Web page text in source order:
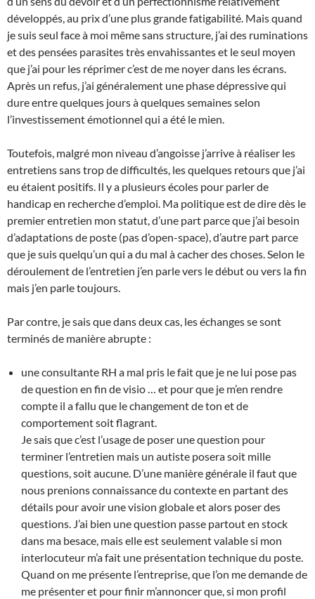
développés, au prix d’une plus grande fatigabilité. Mais quand
je suis seul face à moi même sans structure, j’ai des ruminations
et des pensées parasites très envahissantes et le seul moyen
que j’ai pour les réprimer c’est de me noyer dans les écrans.
Après un refus, j’ai généralement une phase dépressive qui
dure entre quelques jours à quelques semaines selon
l’investissement émotionnel qui a été le mien.
Toutefois, malgré mon niveau d’angoisse j’arrive à réaliser les
entretiens sans trop de difficultés, les quelques retours que j’ai
eu étaient positifs. Il y a plusieurs écoles pour parler de
handicap en recherche d’emploi. Ma politique est de dire dès le
premier entretien mon statut, d’une part parce que j’ai besoin
d’adaptations de poste (pas d’open-space), d’autre part parce
que je suis quelqu’un qui a du mal à cacher des choses. Selon le
déroulement de l’entretien j’en parle vers le début ou vers la fin
mais j’en parle toujours.
Par contre, je sais que dans deux cas, les échanges se sont
terminés de manière abrupte :
une consultante RH a mal pris le fait que je ne lui pose pas
de question en fin de visio … et pour que je m’en rendre
compte il a fallu que le changement de ton et de
comportement soit flagrant.
Je sais que c’est l’usage de poser une question pour
terminer l’entretien mais un autiste posera soit mille
questions, soit aucune. D’une manière générale il faut que
nous prenions connaissance du contexte en partant des
détails pour avoir une vision globale et alors poser des
questions. J’ai bien une question passe partout en stock
dans ma besace, mais elle est seulement valable si mon
interlocuteur m’a fait une présentation technique du poste.
Quand on me présente l’entreprise, que l’on me demande de
me présenter et pour finir m’annoncer que, si mon profil